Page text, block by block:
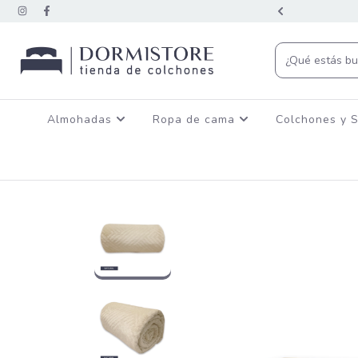
TRANSFERENCIA BANCARIA
Almohadas Ropa de cama Colchones y